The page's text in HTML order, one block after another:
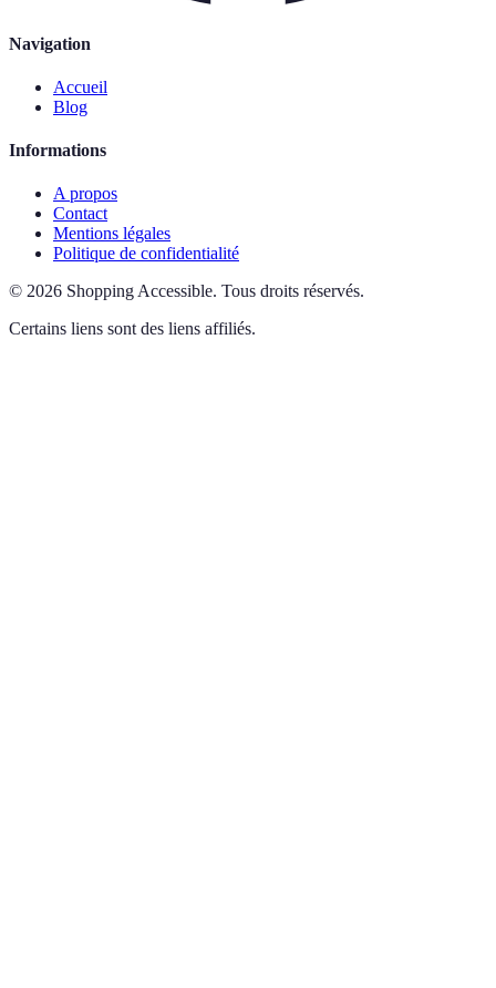
Navigation
Accueil
Blog
Informations
A propos
Contact
Mentions légales
Politique de confidentialité
© 2026 Shopping Accessible. Tous droits réservés.
Certains liens sont des liens affiliés.